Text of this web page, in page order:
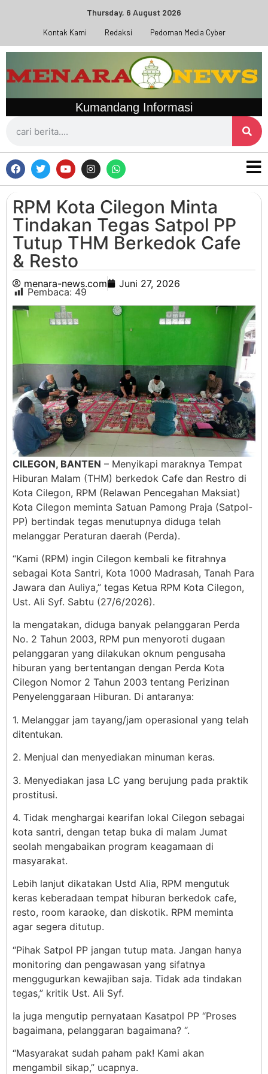
Thursday, 6 August 2026
Kontak Kami Redaksi Pedoman Media Cyber
Kumandang Informasi
RPM Kota Cilegon Minta
Tindakan Tegas Satpol PP
Tutup THM Berkedok Cafe
& Resto
menara-news.com Juni 27, 2026
Pembaca: 49
CILEGON, BANTEN – Menyikapi maraknya Tempat
Hiburan Malam (THM) berkedok Cafe dan Restro di
Kota Cilegon, RPM (Relawan Pencegahan Maksiat)
Kota Cilegon meminta Satuan Pamong Praja (Satpol-
PP) bertindak tegas menutupnya diduga telah
melanggar Peraturan daerah (Perda).
“Kami (RPM) ingin Cilegon kembali ke fitrahnya
sebagai Kota Santri, Kota 1000 Madrasah, Tanah Para
Jawara dan Auliya,” tegas Ketua RPM Kota Cilegon,
Ust. Ali Syf. Sabtu (27/6/2026).
Ia mengatakan, diduga banyak pelanggaran Perda
No. 2 Tahun 2003, RPM pun menyoroti dugaan
pelanggaran yang dilakukan oknum pengusaha
hiburan yang bertentangan dengan Perda Kota
Cilegon Nomor 2 Tahun 2003 tentang Perizinan
Penyelenggaraan Hiburan. Di antaranya:
1. Melanggar jam tayang/jam operasional yang telah
ditentukan.
2. Menjual dan menyediakan minuman keras.
3. Menyediakan jasa LC yang berujung pada praktik
prostitusi.
4. Tidak menghargai kearifan lokal Cilegon sebagai
kota santri, dengan tetap buka di malam Jumat
seolah mengabaikan program keagamaan di
masyarakat.
Lebih lanjut dikatakan Ustd Alia, RPM mengutuk
keras keberadaan tempat hiburan berkedok cafe,
resto, room karaoke, dan diskotik. RPM meminta
agar segera ditutup.
“Pihak Satpol PP jangan tutup mata. Jangan hanya
monitoring dan pengawasan yang sifatnya
menggugurkan kewajiban saja. Tidak ada tindakan
tegas,” kritik Ust. Ali Syf.
Ia juga mengutip pernyataan Kasatpol PP “Proses
bagaimana, pelanggaran bagaimana? “.
“Masyarakat sudah paham pak! Kami akan
mengambil sikap,” ucapnya.